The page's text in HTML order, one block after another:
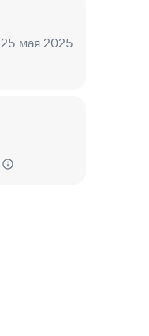
Дата:
25 мая 2025